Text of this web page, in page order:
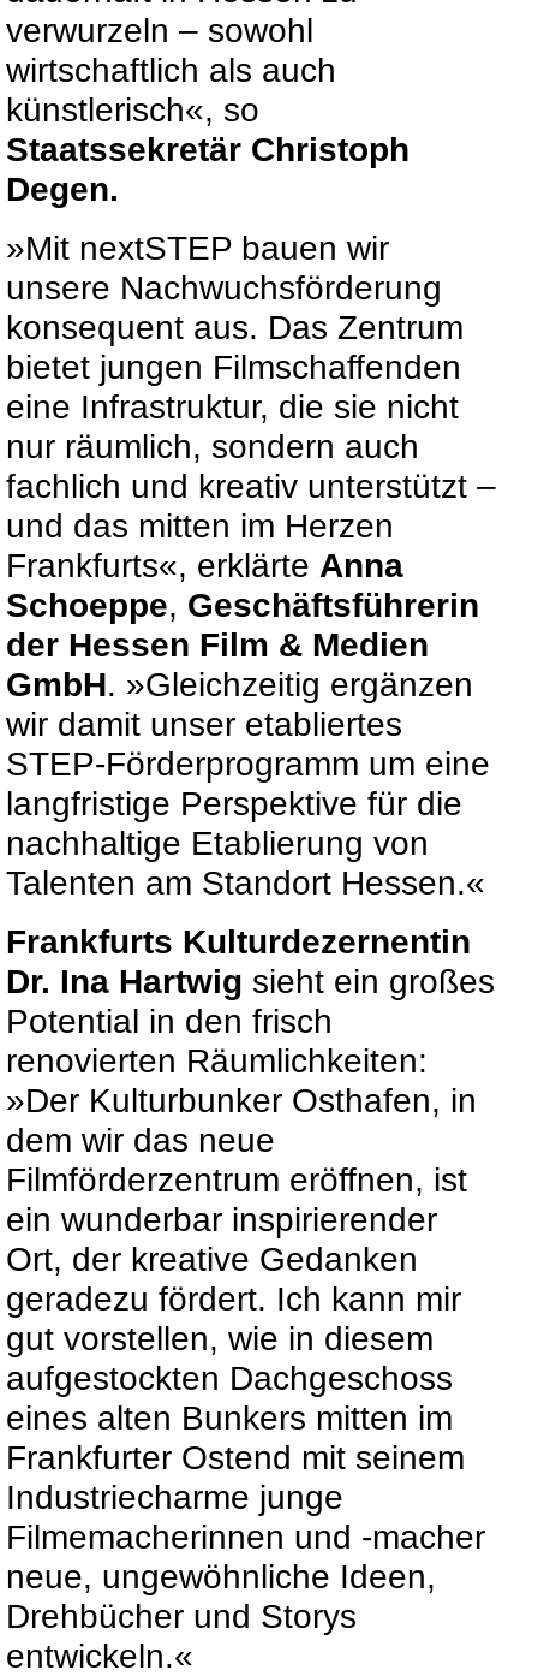
verwurzeln – sowohl
wirtschaftlich als auch
künstlerisch«, so
Staatssekretär Christoph
Degen.
»Mit nextSTEP bauen wir
unsere Nachwuchsförderung
konsequent aus. Das Zentrum
bietet jungen Filmschaffenden
eine Infrastruktur, die sie nicht
nur räumlich, sondern auch
fachlich und kreativ unterstützt –
und das mitten im Herzen
Frankfurts«, erklärte Anna
Schoeppe, Geschäftsführerin
der Hessen Film & Medien
GmbH. »Gleichzeitig ergänzen
wir damit unser etabliertes
STEP-Förderprogramm um eine
langfristige Perspektive für die
nachhaltige Etablierung von
Talenten am Standort Hessen.«
Frankfurts Kulturdezernentin
Dr. Ina Hartwig sieht ein großes
Potential in den frisch
renovierten Räumlichkeiten:
»Der Kulturbunker Osthafen, in
dem wir das neue
Filmförderzentrum eröffnen, ist
ein wunderbar inspirierender
Ort, der kreative Gedanken
geradezu fördert. Ich kann mir
gut vorstellen, wie in diesem
aufgestockten Dachgeschoss
eines alten Bunkers mitten im
Frankfurter Ostend mit seinem
Industriecharme junge
Filmemacherinnen und -macher
neue, ungewöhnliche Ideen,
Drehbücher und Storys
entwickeln.«